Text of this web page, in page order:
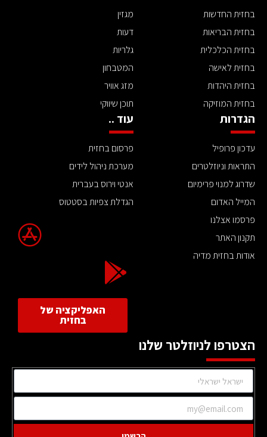
בחזית החדשות
בחזית הבריאות
בחזית הכלכלית
בחזית לאישה
בחזית היהדות
בחזית המוזיקה
מגזין
דעות
גלריות
המטבחון
מזג אוויר
תוכן שיווקי
הגדרות
עדכון פרופיל
התראות וניוזלטרים
שדרוג למנוי פרימיום
המייל האדום
פרסמו אצלנו
תקנון האתר
אודות בחזית מדיה
עוד ..
פרסום בחזית
מערכת ניהול לידים
אנטי וירוס בעברית
הגדלת צפיות בסטטוס
האפליקציה של
בחזית
הצטרפו לניוזלטר שלנו